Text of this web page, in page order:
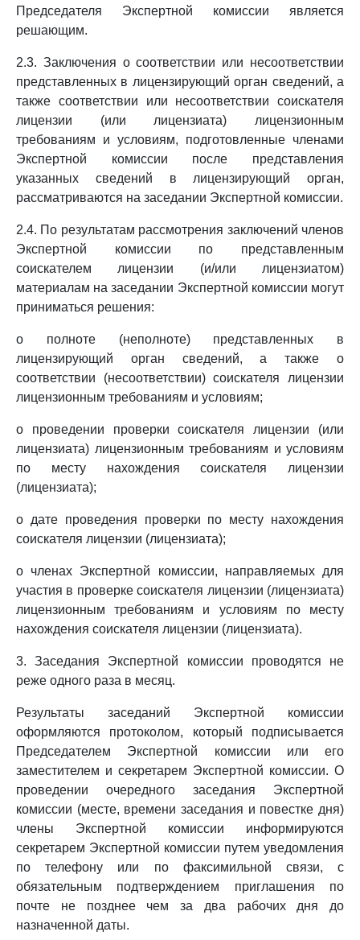
Председателя Экспертной комиссии является
решающим.
2.3. Заключения о соответствии или несоответствии
представленных в лицензирующий орган сведений, а
также соответствии или несоответствии соискателя
лицензии (или лицензиата) лицензионным
требованиям и условиям, подготовленные членами
Экспертной комиссии после представления
указанных сведений в лицензирующий орган,
рассматриваются на заседании Экспертной комиссии.
2.4. По результатам рассмотрения заключений членов
Экспертной комиссии по представленным
соискателем лицензии (и/или лицензиатом)
материалам на заседании Экспертной комиссии могут
приниматься решения:
о полноте (неполноте) представленных в
лицензирующий орган сведений, а также о
соответствии (несоответствии) соискателя лицензии
лицензионным требованиям и условиям;
о проведении проверки соискателя лицензии (или
лицензиата) лицензионным требованиям и условиям
по месту нахождения соискателя лицензии
(лицензиата);
о дате проведения проверки по месту нахождения
соискателя лицензии (лицензиата);
о членах Экспертной комиссии, направляемых для
участия в проверке соискателя лицензии (лицензиата)
лицензионным требованиям и условиям по месту
нахождения соискателя лицензии (лицензиата).
3. Заседания Экспертной комиссии проводятся не
реже одного раза в месяц.
Результаты заседаний Экспертной комиссии
оформляются протоколом, который подписывается
Председателем Экспертной комиссии или его
заместителем и секретарем Экспертной комиссии. О
проведении очередного заседания Экспертной
комиссии (месте, времени заседания и повестке дня)
члены Экспертной комиссии информируются
секретарем Экспертной комиссии путем уведомления
по телефону или по факсимильной связи, с
обязательным подтверждением приглашения по
почте не позднее чем за два рабочих дня до
назначенной даты.